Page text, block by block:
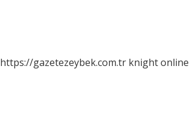
https://gazetezeybek.com.tr knight online